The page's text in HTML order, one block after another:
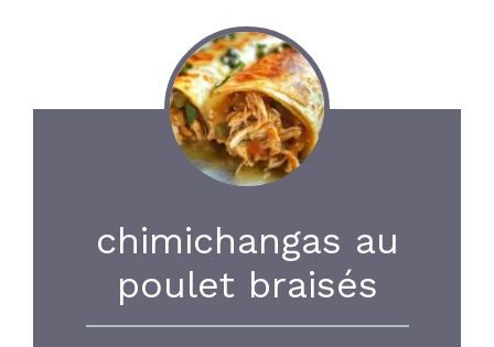
chimichangas au
poulet braisés